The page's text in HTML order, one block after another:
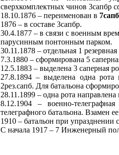
сверхкомплектных чинов 3сапбр
18.10.1876 – переименован в 7сапб
1876 – в составе 3сапбр.
30.4.1877 – в связи с военным
парусинным понтонным парком.
30.11.1878 – отдельная 1
7.3.1880 – сформирована 5
12.5.1883 – выделена 3 саперная
27.8.1894 – выделена одна
2рез.сапб. Для батальона
28.11.1899 – одна рота
8.12.1904 – военно-
телеграфного батальона. Взамен
1910 – батальон при
С начала 1917 – 7 Инженерный